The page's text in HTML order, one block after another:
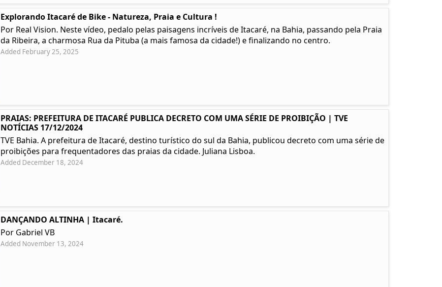
Explorando Itacaré de Bike - Natureza, Praia e Cultura !
Por Real Vision. Neste vídeo, pedalo pelas paisagens incríveis de Itacaré, na Bahia, passando pela Praia
da Ribeira, a charmosa Rua da Pituba (a mais famosa da cidade!) e finalizando no centro.
Added February 25, 2025
PRAIAS: PREFEITURA DE ITACARÉ PUBLICA DECRETO COM UMA SÉRIE DE PROIBIÇÃO | TVE
NOTÍCIAS 17/12/2024
TVE Bahia. A prefeitura de Itacaré, destino turístico do sul da Bahia, publicou decreto com uma série de
proibições para frequentadores das praias da cidade. Juliana Lisboa.
Added December 18, 2024
DANÇANDO ALTINHA | Itacaré.
Por Gabriel VB
Added November 13, 2024